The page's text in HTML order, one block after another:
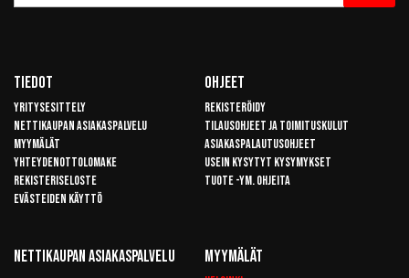
uutiskirje
Tiedot
Yritysesittely
Nettikaupan asiakaspalvelu
Myymälät
Yhteydenottolomake
Rekisteriseloste
Evästeiden käyttö
Ohjeet
Rekisteröidy
Tilausohjeet ja toimituskulut
Asiakaspalautusohjeet
Usein kysytyt kysymykset
Tuote -ym. ohjeita
Nettikaupan Asiakaspalvelu Myymälät